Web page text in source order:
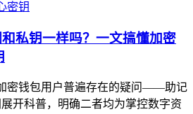
私钥一样吗？一文搞懂加密
密钱包用户普遍存在的疑问——助记
开科普，明确二者均为掌控数字资